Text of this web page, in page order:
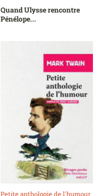
Quand Ulysse rencontre
Pénélope...
Petite anthologie de l'humour